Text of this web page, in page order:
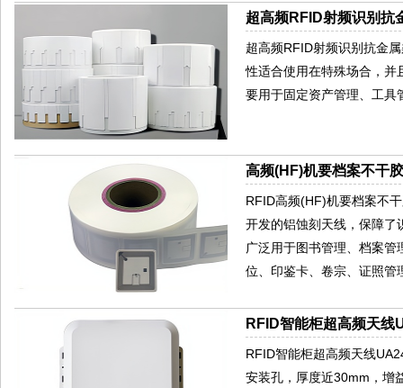
超高频RFID射频识别抗
超高频RFID射频识别抗金
性适合使用在特殊场合，并
要用于固定资产管理、工具
高频(HF)机要档案不干
RFID高频(HF)机要档案不
开发的铝蚀刻天线，保障了
广泛用于图书管理、档案
位、印鉴卡、卷宗、证照管
RFID智能柜超高频天线
RFID智能柜超高频天线
安装孔，厚度近30mm，增